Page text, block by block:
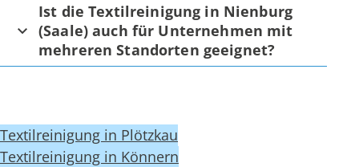
Ist die Textilreinigung in Nienburg
(Saale) auch für Unternehmen mit
mehreren Standorten geeignet?
Textilreinigung in Plötzkau
Textilreinigung in Könnern